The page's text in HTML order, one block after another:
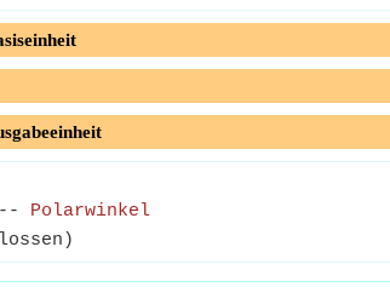
Polarwinkel